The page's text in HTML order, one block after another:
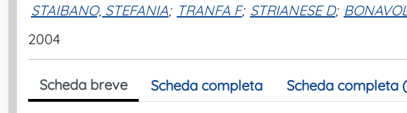
STAIBANO, STEFANIA; TRANFA F; STRIANESE D;
2004
Scheda breve Scheda completa Scheda completa